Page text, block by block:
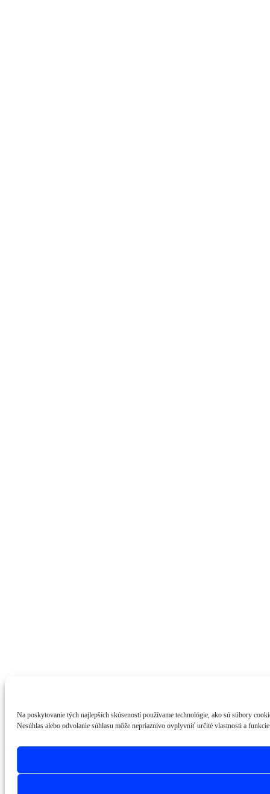
Na poskytovanie tých najlepších skúseností používame technológie, ako sú súbory
Nesúhlas alebo odvolanie súhlasu môže nepriaznivo ovplyvniť určité vlastnosti a